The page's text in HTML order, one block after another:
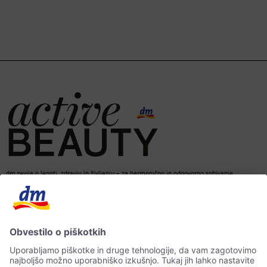
dm revija o lepoti, zdravju in življenju – za harmonično in odgovorno sobivanje.